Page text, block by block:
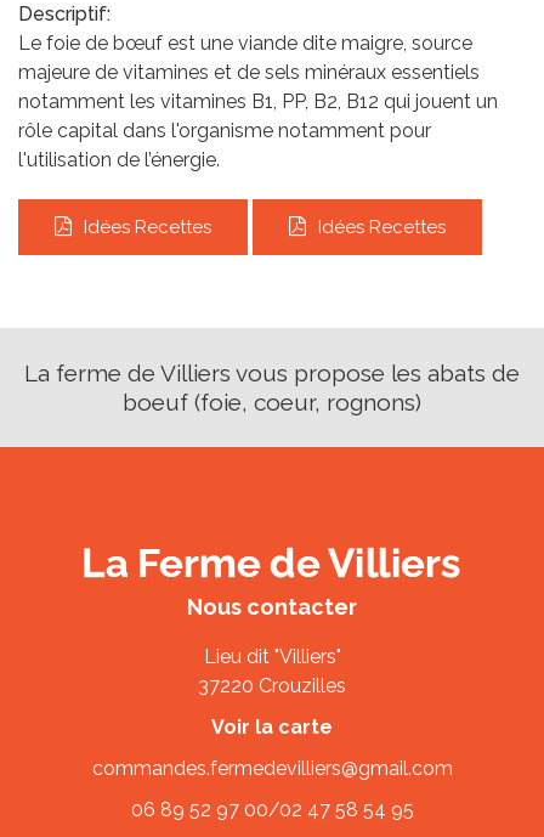
Descriptif:
Le foie de bœuf est une viande dite maigre, source
majeure de vitamines et de sels minéraux essentiels
notamment les vitamines B1, PP, B2, B12 qui jouent un
rôle capital dans l'organisme notamment pour
l'utilisation de l’énergie.
Idées Recettes Idées Recettes
La ferme de Villiers vous propose les abats de
boeuf (foie, coeur, rognons)
Nous contacter
Lieu dit "Villiers"
37220 Crouzilles
Voir la carte
commandes.fermedevilliers@gmail.com
06 89 52 97 00/02 47 58 54 95